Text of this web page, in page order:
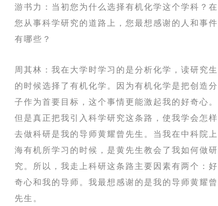
游书力：当初您为什么选择有机化学这个学科？在
您从事科学研究的道路上，您最想感谢的人和事件
有哪些？
周其林：我在大学时学习的是分析化学，读研究生
的时候选择了有机化学。因为有机化学是把创造分
子作为首要目标，这个事情更能激起我的好奇心。
但是真正把我引入科学研究这条路，使我学会怎样
去做科研是我的导师黄耀曾先生。当我在中科院上
海有机所学习的时候，是黄先生教会了我如何做研
究。所以，我走上科研这条路主要因素有两个：好
奇心和我的导师。我最想感谢的是我的导师黄耀曾
先生。